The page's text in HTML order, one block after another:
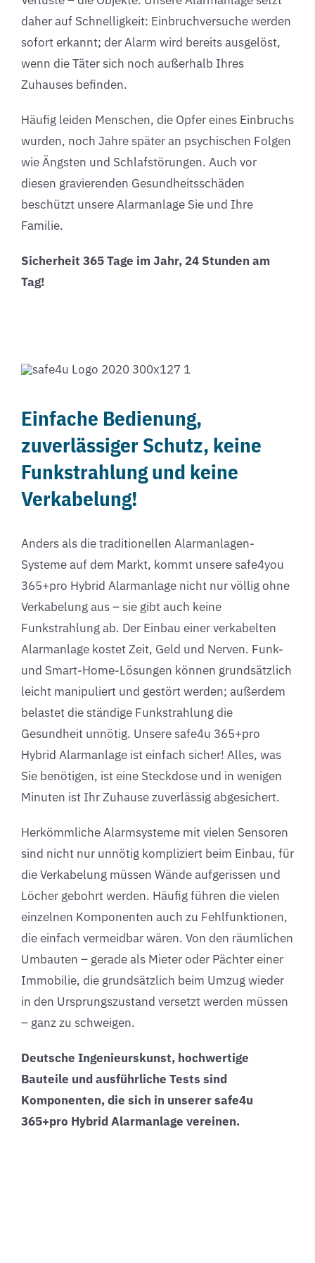
daher auf Schnelligkeit: Einbruchversuche werden
sofort erkannt; der Alarm wird bereits ausgelöst,
wenn die Täter sich noch außerhalb Ihres
Zuhauses befinden.
Häufig leiden Menschen, die Opfer eines Einbruchs
wurden, noch Jahre später an psychischen Folgen
wie Ängsten und Schlafstörungen. Auch vor
diesen gravierenden Gesundheitsschäden
beschützt unsere Alarmanlage Sie und Ihre
Familie.
Sicherheit 365 Tage im Jahr, 24 Stunden am
Tag!
Einfache Bedienung,
zuverlässiger Schutz, keine
Funkstrahlung und keine
Verkabelung!
Anders als die traditionellen Alarmanlagen-
Systeme auf dem Markt, kommt unsere safe4you
365+pro Hybrid Alarmanlage nicht nur völlig ohne
Verkabelung aus – sie gibt auch keine
Funkstrahlung ab. Der Einbau einer verkabelten
Alarmanlage kostet Zeit, Geld und Nerven. Funk-
und Smart-Home-Lösungen können grundsätzlich
leicht manipuliert und gestört werden; außerdem
belastet die ständige Funkstrahlung die
Gesundheit unnötig. Unsere safe4u 365+pro
Hybrid Alarmanlage ist einfach sicher! Alles, was
Sie benötigen, ist eine Steckdose und in wenigen
Minuten ist Ihr Zuhause zuverlässig abgesichert.
Herkömmliche Alarmsysteme mit vielen Sensoren
sind nicht nur unnötig kompliziert beim Einbau, für
die Verkabelung müssen Wände aufgerissen und
Löcher gebohrt werden. Häufig führen die vielen
einzelnen Komponenten auch zu Fehlfunktionen,
die einfach vermeidbar wären. Von den räumlichen
Umbauten – gerade als Mieter oder Pächter einer
Immobilie, die grundsätzlich beim Umzug wieder
in den Ursprungszustand versetzt werden müssen
– ganz zu schweigen.
Deutsche Ingenieurskunst, hochwertige
Bauteile und ausführliche Tests sind
Komponenten, die sich in unserer safe4u
365+pro Hybrid Alarmanlage vereinen.